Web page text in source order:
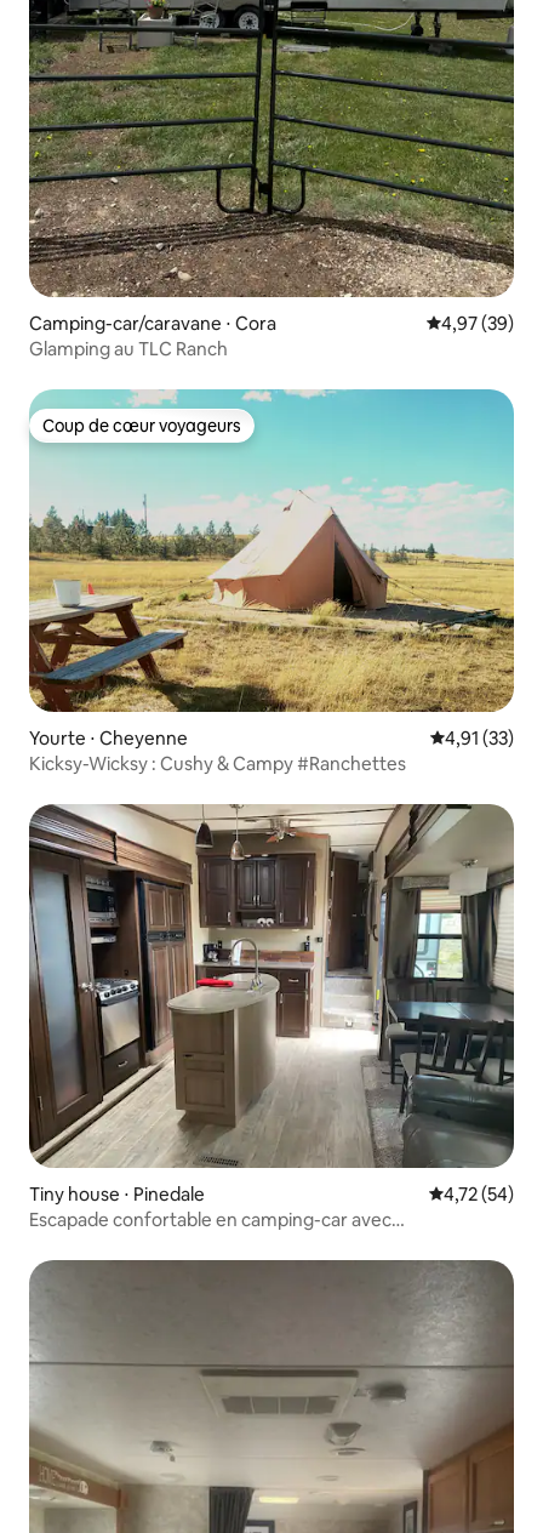
Camping-car/caravane ⋅ Cora Évaluation
4,97 (39)
Glamping au TLC Ranch
Coup de cœur voyageurs
Coup de cœur voyageurs
Yourte ⋅ Cheyenne Évaluation
4,91 (33)
Kicksy-Wicksy : Cushy & Campy #Ranchettes
Tiny house ⋅ Pinedale Évaluation
4,72 (54)
Escapade confortable en camping-car avec